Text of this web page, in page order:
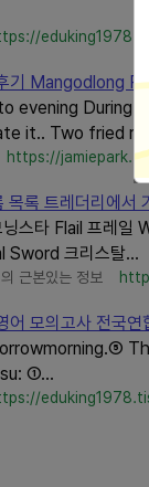
기 Mangodlong
evening During
it.. Two fried
https://
목록 트레더리에서
스타 Flail 프레
Sword 크리스탈...
근본있는 정보
모의고사 전국연
①...